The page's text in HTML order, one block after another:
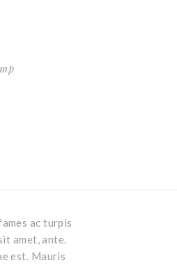
ac turpis
amet, ante.
est. Mauris